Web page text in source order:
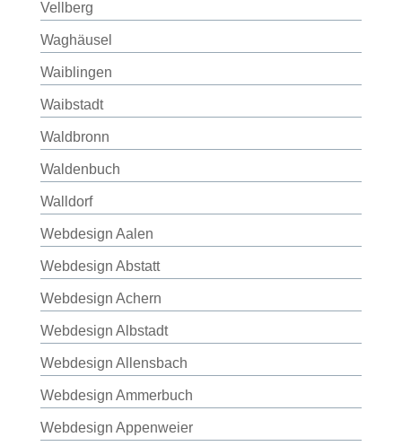
Vellberg
Waghäusel
Waiblingen
Waibstadt
Waldbronn
Waldenbuch
Walldorf
Webdesign Aalen
Webdesign Abstatt
Webdesign Achern
Webdesign Albstadt
Webdesign Allensbach
Webdesign Ammerbuch
Webdesign Appenweier